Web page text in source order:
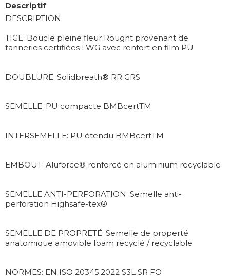
Descriptif
DESCRIPTION
TIGE: Boucle pleine fleur Rought provenant de
tanneries certifiées LWG avec renfort en film PU
DOUBLURE: Solidbreath® RR GRS
SEMELLE: PU compacte BMBcertTM
INTERSEMELLE: PU étendu BMBcertTM
EMBOUT: Aluforce® renforcé en aluminium recyclable
SEMELLE ANTI-PERFORATION: Semelle anti-
perforation Highsafe-tex®
SEMELLE DE PROPRETÉ: Semelle de properté
anatomique amovible foam recyclé / recyclable
NORMES: EN ISO 20345:2022 S3L SR FO